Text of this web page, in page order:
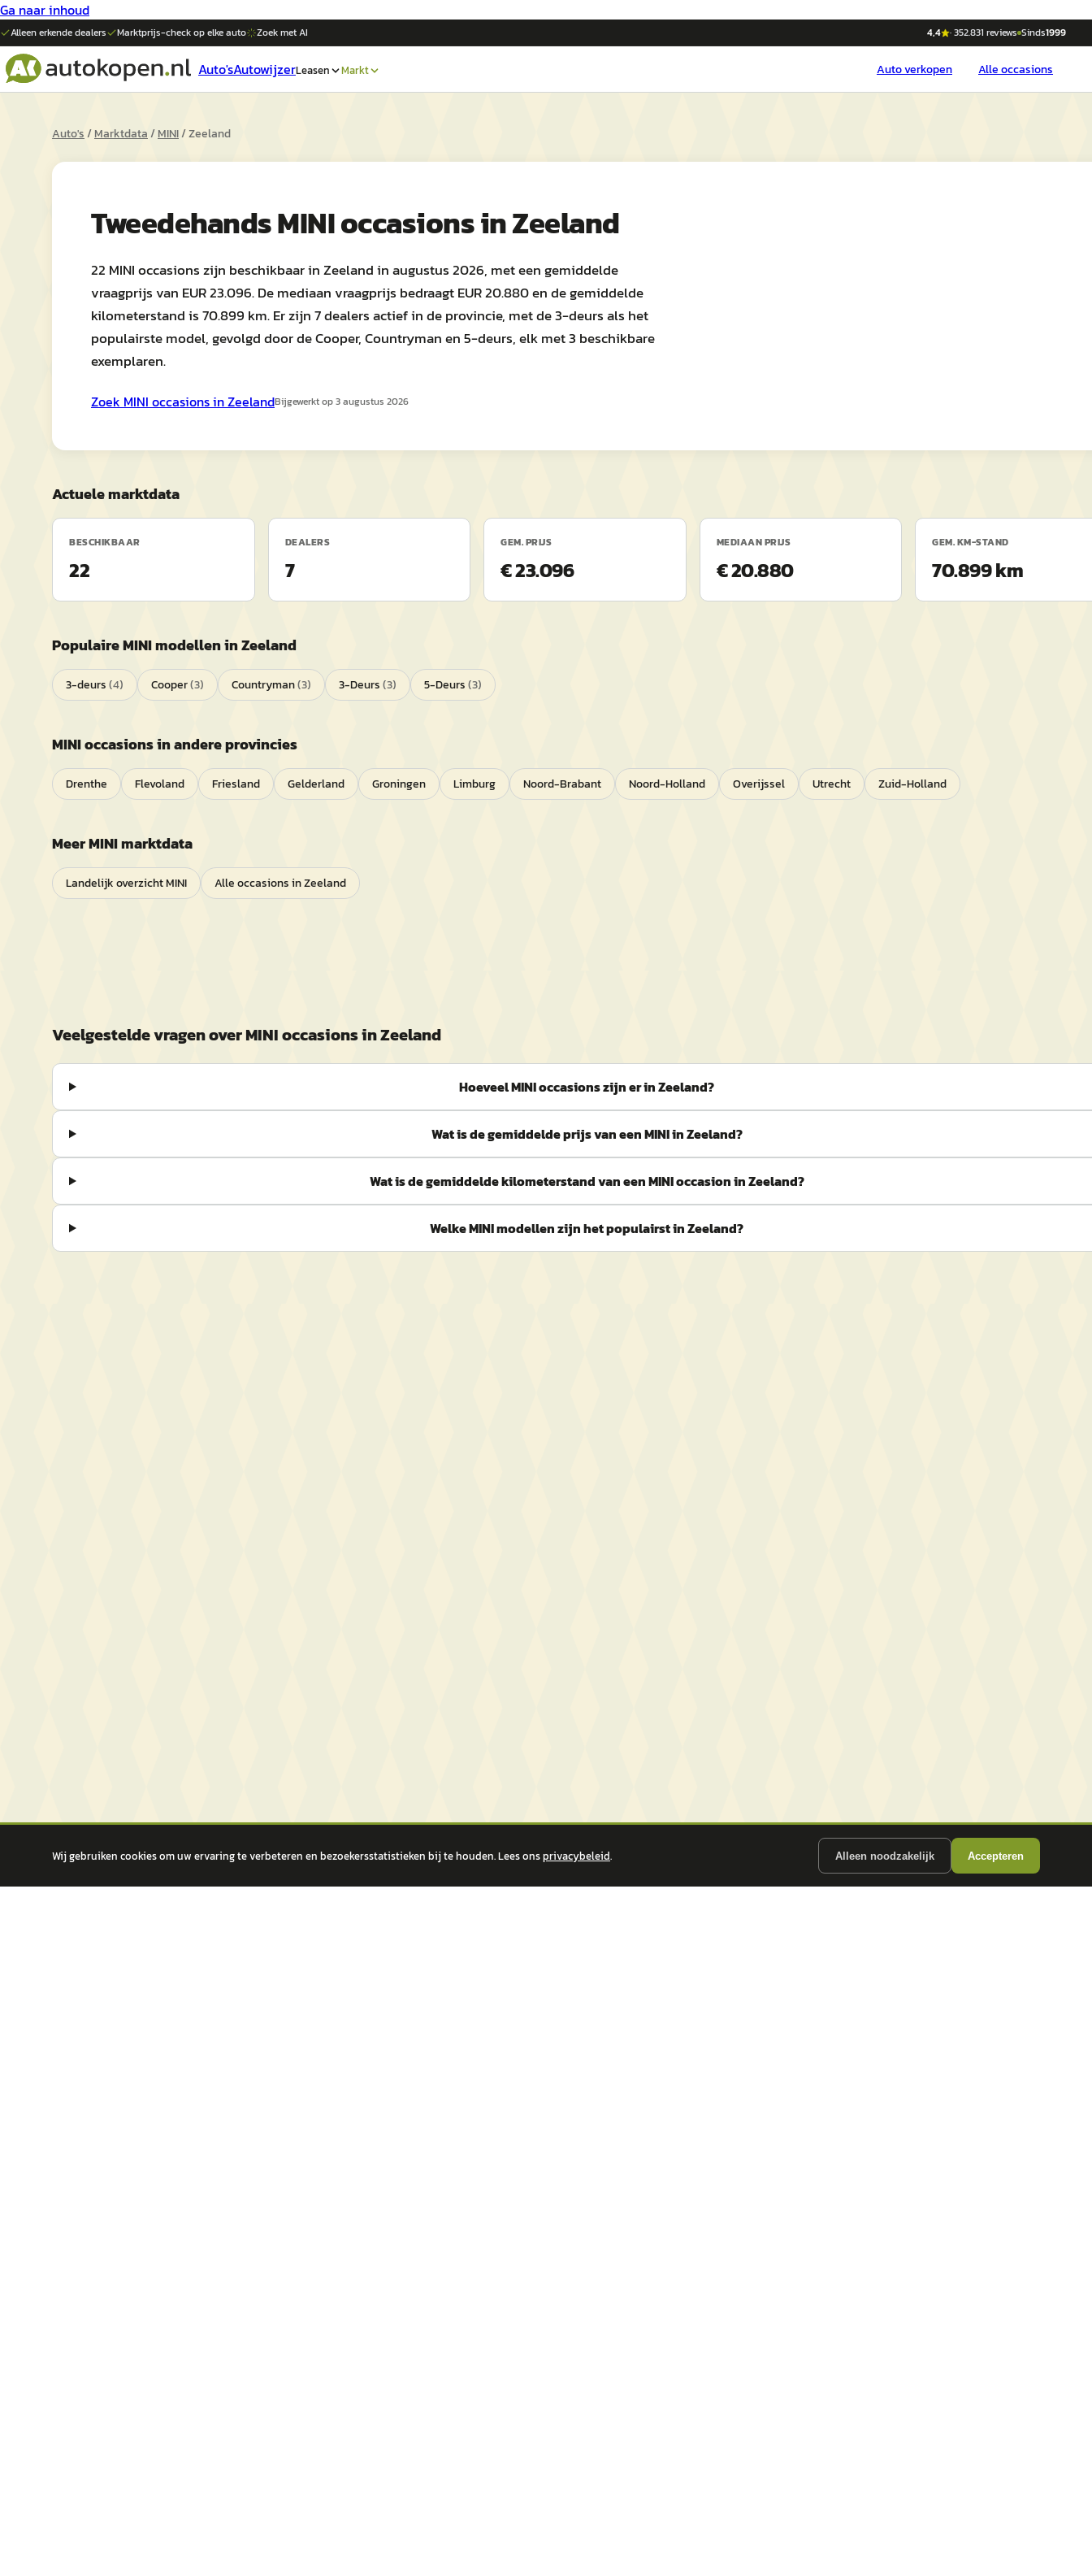
Ga naar inhoud
Alleen erkende dealers Marktprijs-check op elkeauto Zoek met AI 4,4 ·352.831 reviews Sinds1999
Auto'sAutowijzerLeasen Markt Autoverkopen Alle occasions
Auto's/Marktdata/MINI/Zeeland
TweedehandsMINIoccasions inZeeland
22 MINI occasions zijn beschikbaar in Zeeland in augustus 2026, met een gemiddelde
vraagprijs van EUR 23.096. De mediaan vraagprijs bedraagt EUR 20.880 en de gemiddelde
kilometerstand is 70.899 km. Er zijn 7 dealers actief in de provincie, met de 3-deurs als het
populairste model, gevolgd door de Cooper, Countryman en 5-deurs, elk met 3 beschikbare
exemplaren.
Zoek MINI occasions inZeelandBijgewerkt op3 augustus 2026
Actuele marktdata
BESCHIKBAAR
22
DEALERS
7
GEM. PRIJS
€ 23.096
MEDIAAN PRIJS
€ 20.880
GEM. KM-STAND
70.899 km
PopulaireMINImodellen inZeeland
3-deurs(4) Cooper(3) Countryman(3) 3-Deurs(3) 5-Deurs(3)
MINIoccasions in andere provincies
Drenthe Flevoland Friesland Gelderland Groningen Limburg Noord-Brabant Noord-Holland Overijssel Utrecht Zuid-Holland
MeerMINImarktdata
Landelijk overzichtMINI Alle occasions inZeeland
Veelgestelde vragen overMINIoccasions inZeeland
Hoeveel MINI occasions zijn er in Zeeland?
Wat is de gemiddelde prijs van een MINI in Zeeland?
Wat is de gemiddelde kilometerstand van een MINI occasion in Zeeland?
Welke MINI modellen zijn het populairst in Zeeland?
Wij gebruiken cookies om uw ervaring te verbeteren en bezoekersstatistieken bij te houden. Lees onsprivacybeleid. Alleen noodzakelijk Accepteren